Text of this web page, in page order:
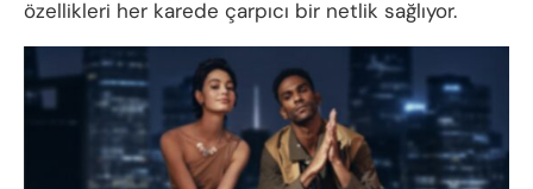
özellikleri her karede çarpıcı bir netlik sağlıyor.